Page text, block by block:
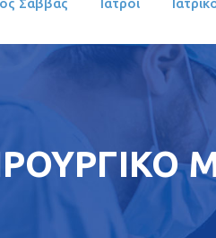
Σάββας Ιατροί